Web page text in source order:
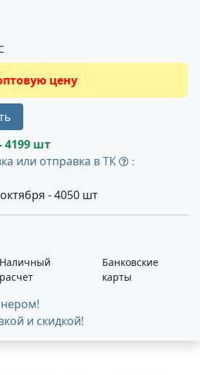
Получить оптовую цену
4199 шт
или отправка в ТК
:
- 4050 шт
Наличный
расчет
Банковские
карты
и скидкой!